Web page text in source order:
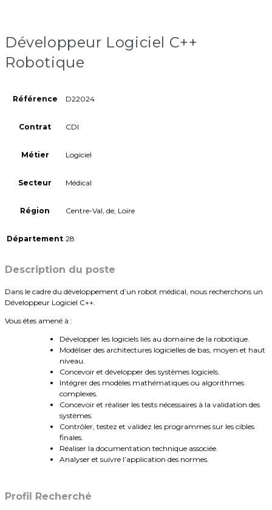
Développeur Logiciel C++
Robotique
Référence D22024
Contrat CDI
Métier Logiciel
Secteur Médical
Région Centre-Val, de, Loire
Département 28
Description du poste
Dans le cadre du développement d’un robot médical, nous recherchons un
Développeur Logiciel C++.
Vous êtes amené à :
Développer les logiciels liés au domaine de la robotique.
Modéliser des architectures logicielles de bas, moyen et haut
niveau.
Concevoir et développer des systèmes logiciels.
Intégrer des modèles mathématiques ou algorithmes
complexes.
Concevoir et réaliser les tests nécessaires à la validation des
systèmes.
Contrôler, testez et validez les programmes sur les cibles
finales.
Réaliser la documentation technique associée.
Analyser et suivre l’application des normes.
Profil Recherché